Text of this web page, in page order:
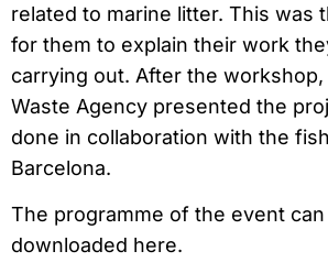
related to marine litter. This was
for them to explain their work
carrying out. After the workshop,
Waste Agency presented the
done in collaboration with the
Barcelona.
The programme of the event can
downloaded here.